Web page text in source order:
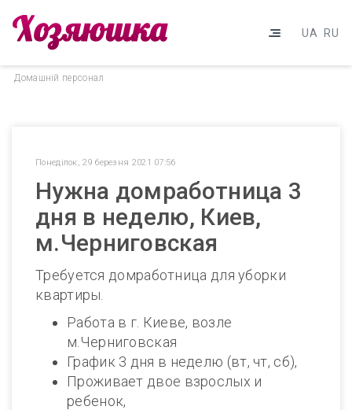
UA RU
Домашнiй персонал
Понеділок, 29 березня 2021 07:56
Нужна домработница 3
дня в неделю, Киев,
м.Черниговская
Требуется домработница для уборки
квартиры.
Работа в г. Киеве, возле
м.Черниговская
График 3 дня в неделю (вт, чт, сб),
Проживает двое взрослых и
ребенок,